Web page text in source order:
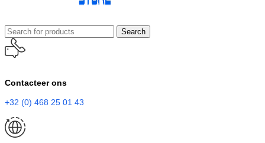
Search
Contacteer ons
+32 (0) 468 25 01 43